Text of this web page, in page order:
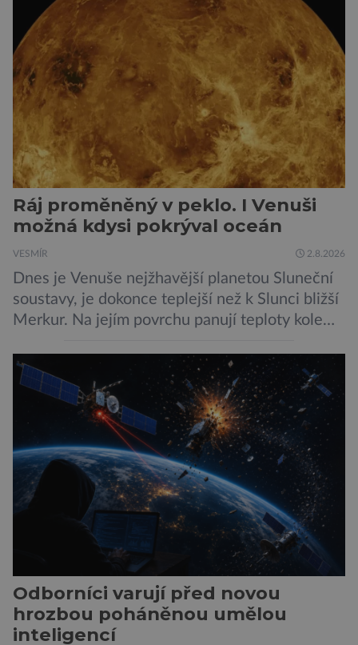
jako obyčejný šum. A priori to samozřejmě
neznamená, […]
Ráj proměněný v peklo. I Venuši
možná kdysi pokrýval oceán
VESMÍR 2.8.2026
Dnes je Venuše nejžhavější planetou Sluneční
soustavy, je dokonce teplejší než k Slunci bližší
Merkur. Na jejím povrchu panují teploty kolem
hustší než na Zemi a aby toho nebylo málo, z
oblaků se snáší kapky kyseliny sírové. Zkrátka,
není to prostředí, ve kterém by příčetný člověk
chtěl strávit […]
Odborníci varují před novou
hrozbou poháněnou umělou
inteligencí